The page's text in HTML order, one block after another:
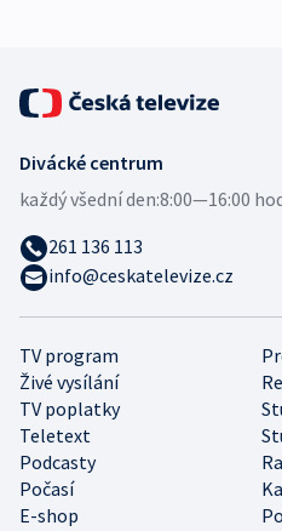
TV program
Živé vysílání
TV poplatky
Teletext
Podcasty
Počasí
E-shop
Divácké centrum
každý všední den:8:00—16:00
261 136 113
info@ceskatelevize.cz